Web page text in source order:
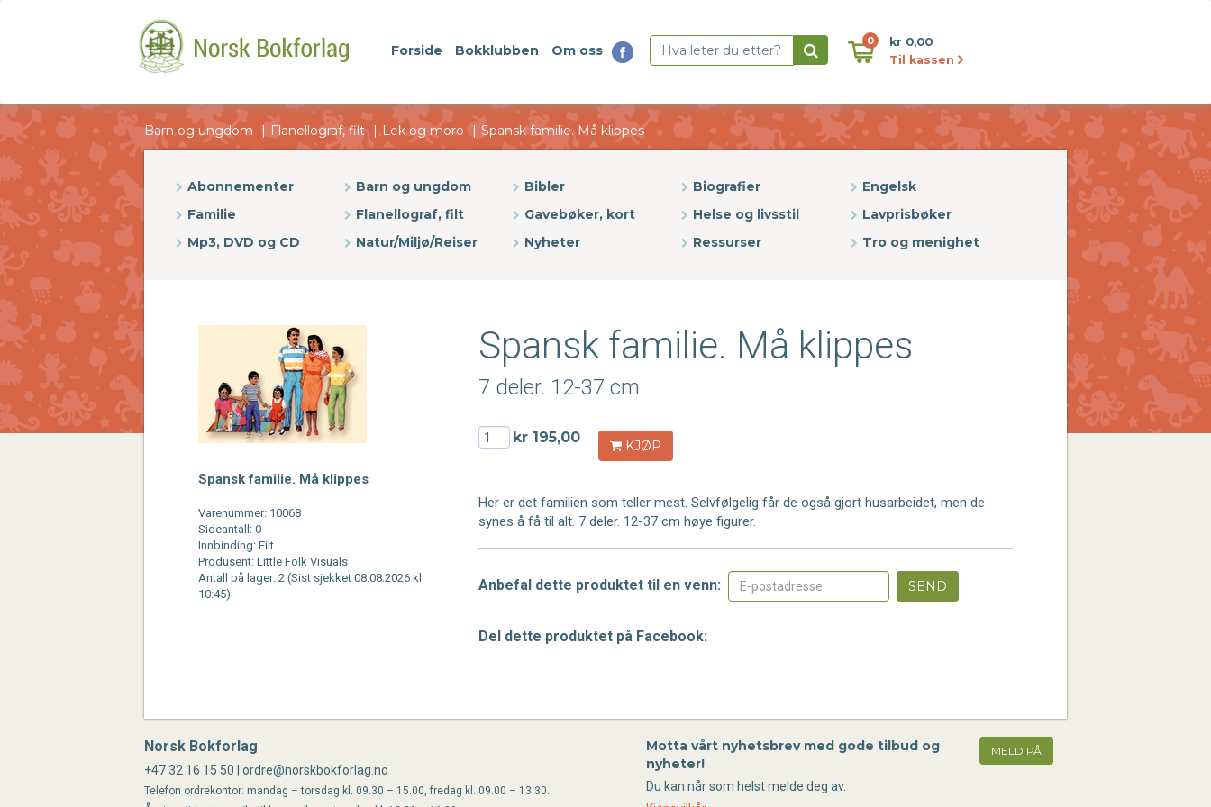
Forside Bokklubben Om oss
0
kr 0,00
Til kassen
Barn og ungdom Flanellograf, filt Lek og moro Spansk familie. Må klippes
Abonnementer Barn og ungdom Bibler Biografier
Engelsk
Familie
Flanellograf, filt Gavebøker, kort Helse og livsstil
Lavprisbøker
Mp3, DVD og CD
Natur/Miljø/Reiser Nyheter Ressurser Tro og menighet
Spansk familie. Må klippes
Varenummer: 10068
Sideantall: 0
Innbinding: Filt
Produsent: Little Folk Visuals
Antall på lager: 2 (Sist sjekket 08.08.2026 kl
10:45)
Spansk familie. Må klippes
7 deler. 12-37 cm
kr 195,00
KJØP
Her er det familien som teller mest. Selvfølgelig får de også gjort husarbeidet, men de
synes å få til alt. 7 deler. 12-37 cm høye figurer.
Anbefal dette produktet til en venn: SEND
Del dette produktet på Facebook:
Norsk Bokforlag
+47 32 16 15 50 | ordre@norskbokforlag.no
Telefon ordrekontor: mandag – torsdag kl. 09.30 – 15.00, fredag kl. 09.00 – 13.30.
Motta vårt nyhetsbrev med gode tilbud og
nyheter!
Du kan når som helst melde deg av.
MELD PÅ